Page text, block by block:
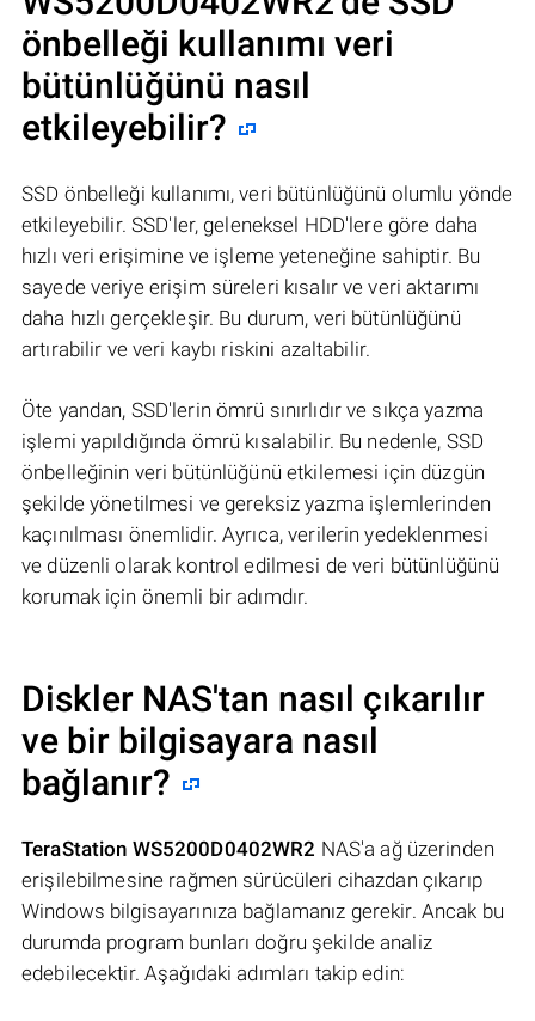
önbelleği kullanımı veri
bütünlüğünü nasıl
etkileyebilir?
SSD önbelleği kullanımı, veri bütünlüğünü olumlu yönde
etkileyebilir. SSD'ler, geleneksel HDD'lere göre daha
hızlı veri erişimine ve işleme yeteneğine sahiptir. Bu
sayede veriye erişim süreleri kısalır ve veri aktarımı
daha hızlı gerçekleşir. Bu durum, veri bütünlüğünü
artırabilir ve veri kaybı riskini azaltabilir.
Öte yandan, SSD'lerin ömrü sınırlıdır ve sıkça yazma
işlemi yapıldığında ömrü kısalabilir. Bu nedenle, SSD
önbelleğinin veri bütünlüğünü etkilemesi için düzgün
şekilde yönetilmesi ve gereksiz yazma işlemlerinden
kaçınılması önemlidir. Ayrıca, verilerin yedeklenmesi
ve düzenli olarak kontrol edilmesi de veri bütünlüğünü
korumak için önemli bir adımdır.
Diskler NAS'tan nasıl çıkarılır
ve bir bilgisayara nasıl
bağlanır?
TeraStation WS5200D0402WR2 NAS'a ağ üzerinden
erişilebilmesine rağmen sürücüleri cihazdan çıkarıp
Windows bilgisayarınıza bağlamanız gerekir. Ancak bu
durumda program bunları doğru şekilde analiz
edebilecektir. Aşağıdaki adımları takip edin: